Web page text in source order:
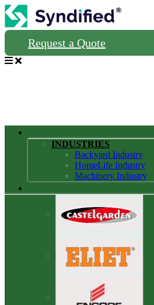
Request a Quote
INDUSTRIES
Backyard Industry
HomeLife Industry
Machinery Industry